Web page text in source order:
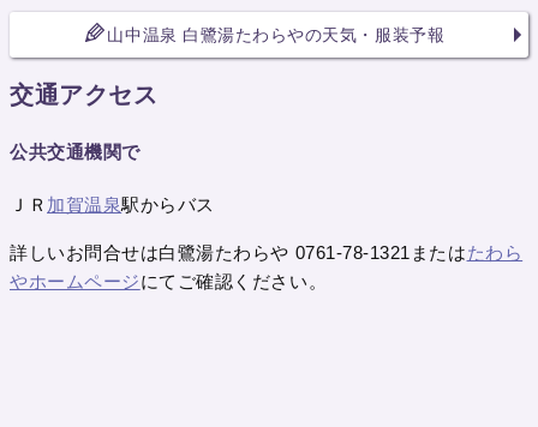
山中温泉 白鷺湯たわらやの天気・服装予報
交通アクセス
公共交通機関で
ＪＲ 加賀温泉駅からバス
詳しいお問合せは白鷺湯たわらや 0761-78-1321またはたわら
やホームページにてご確認ください。